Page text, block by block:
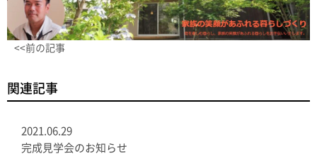
<<前の記事
関連記事
2021.06.29
完成見学会のお知らせ